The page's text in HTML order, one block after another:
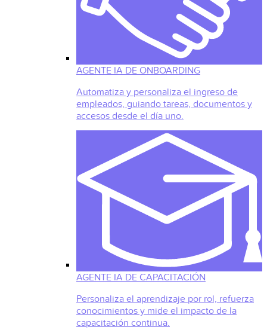
AGENTE IA DE ONBOARDING
Automatiza y personaliza el ingreso de
empleados, guiando tareas, documentos y
accesos desde el día uno.
AGENTE IA DE CAPACITACIÓN
Personaliza el aprendizaje por rol, refuerza
conocimientos y mide el impacto de la
capacitación continua.